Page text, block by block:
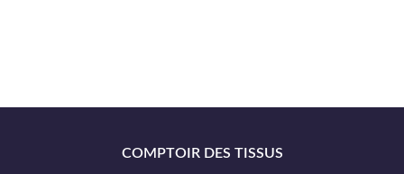
COMPTOIR DES TISSUS